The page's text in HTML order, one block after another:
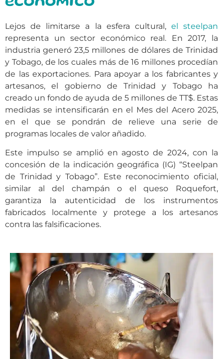
Lejos de limitarse a la esfera cultural, el steelpan
representa un sector económico real. En 2017, la
industria generó 23,5 millones de dólares de Trinidad
y Tobago, de los cuales más de 16 millones procedían
de las exportaciones. Para apoyar a los fabricantes y
artesanos, el gobierno de Trinidad y Tobago ha
creado un fondo de ayuda de 5 millones de TT$. Estas
medidas se intensificarán en el Mes del Acero 2025,
en el que se pondrán de relieve una serie de
programas locales de valor añadido.
Este impulso se amplió en agosto de 2024, con la
concesión de la indicación geográfica (IG) “Steelpan
de Trinidad y Tobago”. Este reconocimiento oficial,
similar al del champán o el queso Roquefort,
garantiza la autenticidad de los instrumentos
fabricados localmente y protege a los artesanos
contra las falsificaciones.